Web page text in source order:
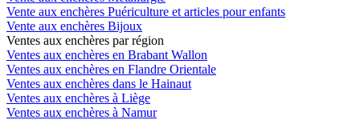
Vente aux enchères Puériculture et articles pour enfants
Vente aux enchères Bijoux
Ventes aux enchères par région
Ventes aux enchères en Brabant Wallon
Ventes aux enchères en Flandre Orientale
Ventes aux enchères dans le Hainaut
Ventes aux enchères à Liège
Ventes aux enchères à Namur